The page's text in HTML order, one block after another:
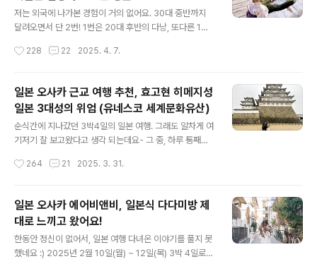
교통편도 해결되고, 의사소통까지 도와주시니까 참 좋더라
구요!여하튼 일본 도착하고 3일까지는 가이드님과 함께 움
막 식사를 가이드님이 소개해주신 일본 오사카 난바 맛집
저는 외국에 나가본 경험이 거의 없어요. 30대 중반까지
달려오면서 단 2번! 1번은 20대 후반의 다낭, 또다른 1번
나가기만 하면, 그냥 다른 나라 언어들로 쓰인 가게나 표지
라구요;;위의 사진들이 그 결과물로- 그냥 일본어로 적혀있
다는 것만으로 설레서 막 찍은 사진들인데.. 호호 해외여행
많이 못다녀본 티를 물씬 내고 있지만! 나름 가족들과 소중
한 시간을 보내고, 많은 추억을 쌓고 왔답니다.오늘은 그
중, 교토 근교 여행 추천 장소- 교토오하라 마을 호센인 방
니 뭔가 더 확 와닿았던 공간이기도 하답니다. 근처 료칸에
228 22 2025. 4. 7.
일본 오사카 근교 여행 추천, 효고현 히메지성
일본 3대성의 위엄 (유네스코 세계문화유산)
순식간에 지나갔던 3박4일의 일본 여행. 그래도 알차게 여
기저기 잘 보고왔다고 생각 되는데요- 그 중, 하루 통째로
포시 기록해볼까 해요.일본 오사카 근교 여행 추천지로, 오
드를 고용해서 함께 다녔기 때문에 효고현까지 올 수 있었
던게 아닐까 싶긴 합니다. 그냥 뚜벅이로 다녀왔으면 못보
지 않았을까 하는..아무튼 가이드분께서 히메지성 인증 가
족사진도 찍어주시고! 성 안에서 설명 해주셔서 정말 재밌
게 관람하고 왔어요. 아, 가이드분이 안계시더라도 성내 A
264 21 2025. 3. 31.
일본 오사카 에어비앤비, 일본식 다다미방 제
대로 느끼고 왔어요!
한동안 정신이 없어서, 일본 여행 다녀온 이야기를 풀지 못
했네요 :) 2025년 2월 10일(월) ~ 12일(목) 3박 4일로